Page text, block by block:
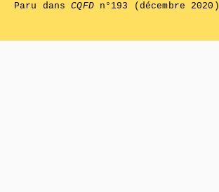
Paru dansCQFDn°193 (décembre 2020)